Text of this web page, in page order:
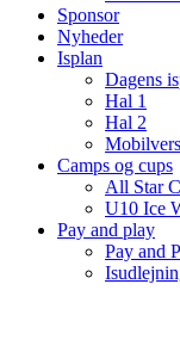
Sponsor
Nyheder
Isplan
Dagens
Hal 1
Hal 2
Camps og cups
All Star
U10 Ice
Pay and play
Pay and